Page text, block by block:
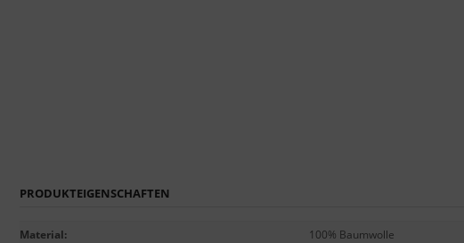
PRODUKTEIGENSCHAFTEN
Material:
100% Baumwolle